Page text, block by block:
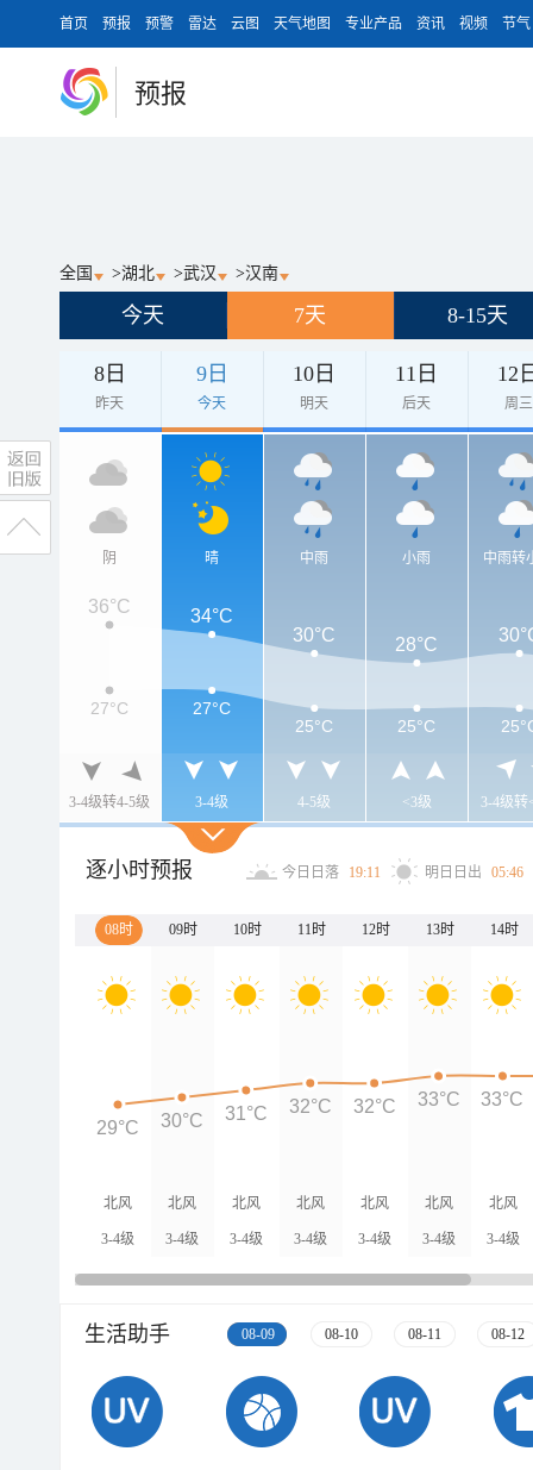
首页 预报 预警 雷达 云图 天气地图 专业产品 资讯 视频 节气
预报
全国 >湖北 >武汉 >汉南
今天 7天 8-15天
8日
昨天
9日
今天
10日
明天
11日
后天
12
周三
阴
3-4级转4-5级
晴
3-4级
中雨
4-5级
小雨
<3级
中雨转
3-4级转
36°C
34°C
30°C
28°C
27°C
27°C
25°C
25°C
逐小时预报 今日日落 19:11 明日日出 05:46
08时 09时 10时 11时 12时 13时 14时
北风
3-4级
北风
3-4级
北风
3-4级
北风
3-4级
北风
3-4级
北风
3-4级
北风
3-4级
29°C 30°C 31°C 32°C 32°C 33°C 33°C
生活助手 08-09 08-10 08-11 08-12